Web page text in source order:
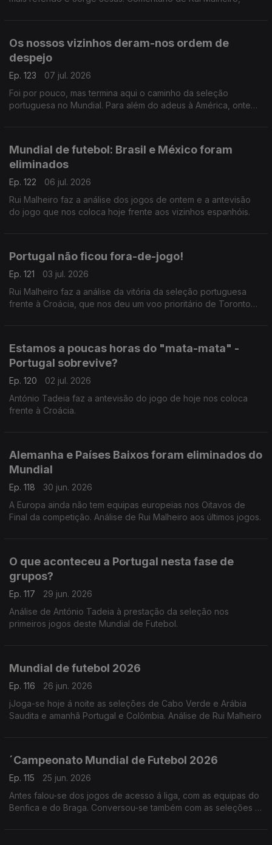
Os nossos vizinhos deram-nos ordem de
despejo
Ep. 123
07 jul. 2026
Foi por pouco, mas termina aqui o caminho da seleção
portuguesa no Mundial. Para além do adeus à América, ontem
Mundial de futebol: Brasil e México foram
eliminados
Ep. 122
06 jul. 2026
Rui Malheiro faz a análise dos jogos de ontem e a antevisão
do jogo que nos coloca hoje frente aos vizinhos espanhóis.
Portugal não ficou fora-de-jogo!
Ep. 121
03 jul. 2026
Rui Malheiro faz a análise da vitória da seleção portuguesa
frente à Croácia, que nos deu um voo prioritário de Toronto
Estamos a poucas horas do "mata-mata" -
Portugal sobrevive?
Ep. 120
02 jul. 2026
António Tadeia faz a antevisão do jogo de hoje nos coloca
frente à Croácia.
Alemanha e Países Baixos foram eliminados do
Mundial
Ep. 118
30 jun. 2026
A Europa ainda não tem equipas europeias nos Oitavos de
Final da competição. Análise de Rui Malheiro aos últimos jogos.
O que aconteceu a Portugal nesta fase de
grupos?
Ep. 117
29 jun. 2026
Análise de António Tadeia à prestação da seleção nos
primeiros jogos deste Mundial de Futebol.
Mundial de futebol 2026
Ep. 116
26 jun. 2026
jJoga-se hoje á noite as seleções de Cabo Verde e Arábia
Saudita e amanhã Portugal e Colômbia. Análise de Rui Malheiro
´Campeonato Mundial de Futebol 2026
Ep. 115
25 jun. 2026
Antes falou-se dos jogos de acesso á liga, com as equipas do
Benfica e do Braga. Conversou-se também com as seleções já